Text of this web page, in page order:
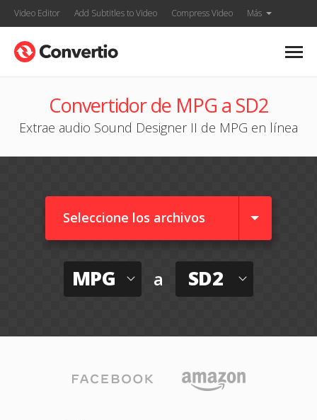
Video Editor Add Subtitles to Video Compress Video Más
Convertidor de MPG a SD2
Extrae audio Sound Designer II de MPG en línea
Seleccione los archivos
MPG a SD2